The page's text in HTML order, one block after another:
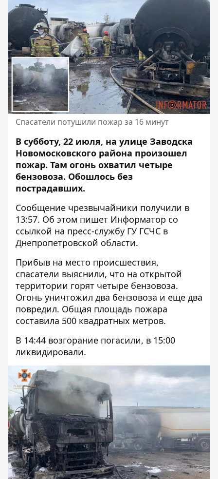
Спасатели потушили пожар за 16 минут
В субботу, 22 июля, на улице Заводска
Новомосковского района произошел
пожар. Там огонь охватил четыре
бензовоза. Обошлось без
пострадавших.
Сообщение чрезвычайники получили в
13:57. Об этом пишет Информатор со
ссылкой на пресс-службу ГУ ГСЧС в
Днепропетровской области.
Прибыв на место происшествия,
спасатели выяснили, что на открытой
территории горят четыре бензовоза.
Огонь уничтожил два бензовоза и еще два
повредил. Общая площадь пожара
составила 500 квадратных метров.
В 14:44 возгорание погасили, в 15:00
ликвидировали.